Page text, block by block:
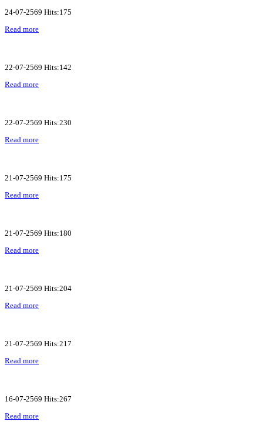
24-07-2569 Hits:175
Read more
22-07-2569 Hits:142
Read more
22-07-2569 Hits:230
Read more
21-07-2569 Hits:175
Read more
21-07-2569 Hits:180
Read more
21-07-2569 Hits:204
Read more
21-07-2569 Hits:217
Read more
16-07-2569 Hits:267
Read more